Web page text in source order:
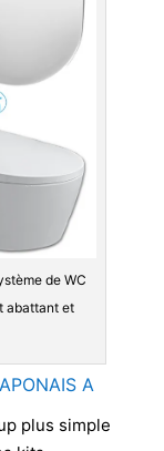
de WC
abattant et
A
plus simple